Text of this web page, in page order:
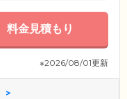
料金見積もり
※2026/08/01更新